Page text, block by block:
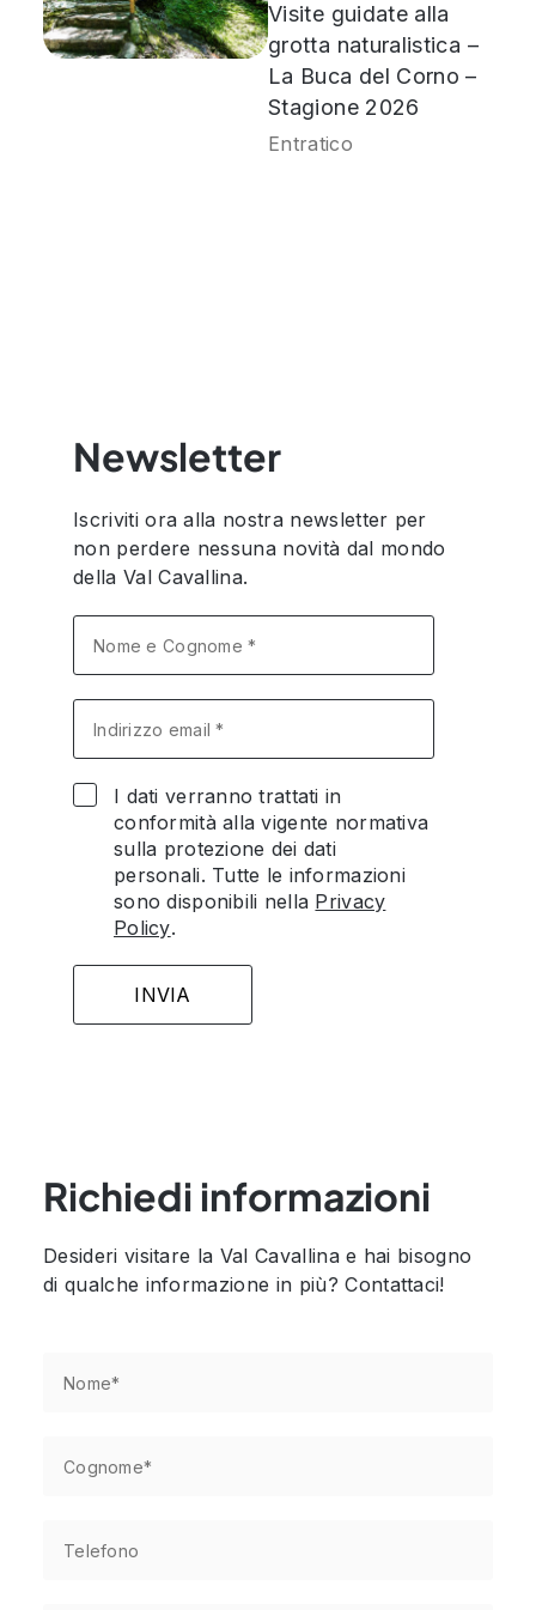
Visite guidate alla
grotta naturalistica –
La Buca del Corno –
Stagione 2026
Entratico
Newsletter
Iscriviti ora alla nostra newsletter per
non perdere nessuna novità dal mondo
della Val Cavallina.
I dati verranno trattati in
conformità alla vigente normativa
sulla protezione dei dati
personali. Tutte le informazioni
sono disponibili nella Privacy
Policy.
Richiedi informazioni
Desideri visitare la Val Cavallina e hai bisogno
di qualche informazione in più? Contattaci!